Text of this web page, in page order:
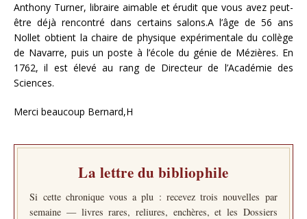
Anthony Turner, libraire aimable et érudit que vous avez peut-
être déjà rencontré dans certains salons.A l’âge de 56 ans
Nollet obtient la chaire de physique expérimentale du collège
de Navarre, puis un poste à l’école du génie de Mézières. En
1762, il est élevé au rang de Directeur de l’Académie des
Sciences.
Merci beaucoup Bernard,H
La lettre du bibliophile
Si cette chronique vous a plu : recevez trois nouvelles par
semaine — livres rares, reliures, enchères, et les Dossiers